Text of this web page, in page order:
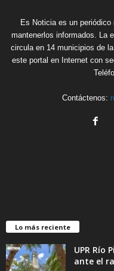
Es Noticia es un
mantenerlos informados. La
circula en 14 municipios de
este portal en Internet con
Contáctenos:
Lo más reciente
UPR Río
ante el